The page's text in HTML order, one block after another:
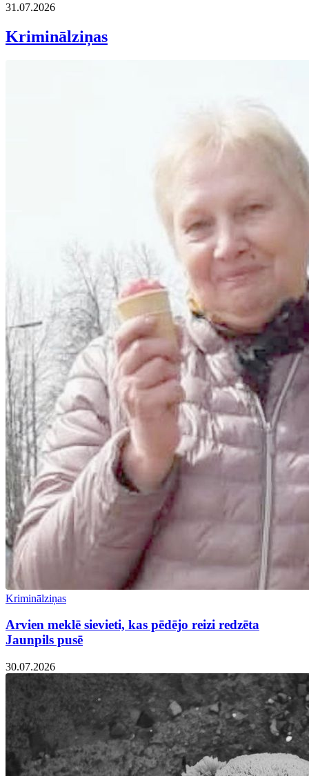
31.07.2026
Kriminālziņas
Kriminālziņas
Arvien meklē sievieti, kas pēdējo reizi redzēta
Jaunpils pusē
30.07.2026